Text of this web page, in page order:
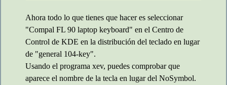
Ahora todo lo que tienes que hacer es seleccionar
"Compal FL 90 laptop keyboard" en el Centro de
Control de KDE en la distribución del teclado en lugar
de "general 104-key".
Usando el programa xev, puedes comprobar que
aparece el nombre de la tecla en lugar del NoSymbol.